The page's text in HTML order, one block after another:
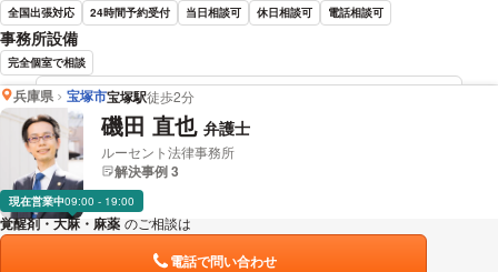
全国出張対応 24時間予約受付 当日相談可 休日相談可 電話相談可
事務所設備
完全個室で相談
野村 優介 弁護士の詳細情報を見る
兵庫県 宝塚市宝塚駅徒歩2分
磯田 直也 弁護士
ルーセント法律事務所
解決事例 3
現在営業中09:00 - 19:00
覚醒剤・大麻・麻薬 のご相談は
電話で問い合わせ